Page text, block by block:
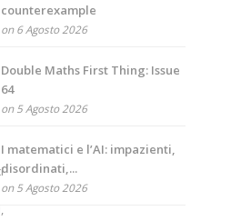
counterexample
on 6 Agosto 2026
Double Maths First Thing: Issue
64
on 5 Agosto 2026
I matematici e l’AI: impazienti,
disordinati,...
on 5 Agosto 2026